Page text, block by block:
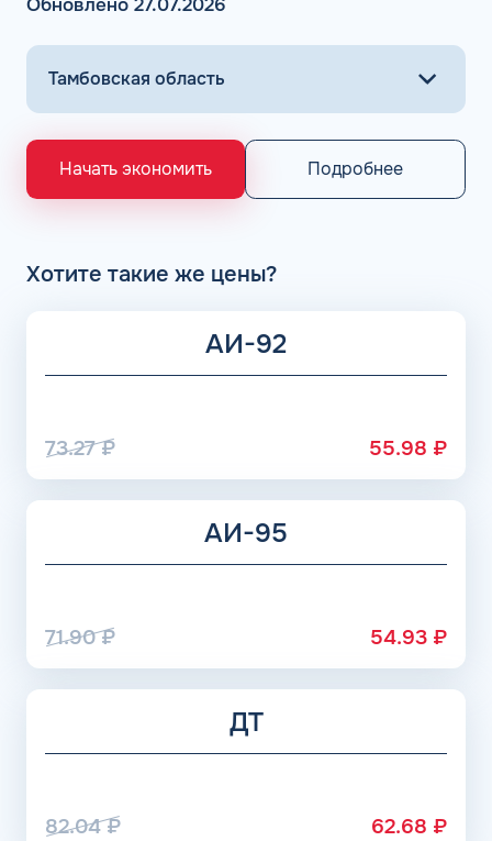
горючего на проверенных АЗС осуществляется всего в
Основными поставщиками для АЗС Flash являются
выпускающие лучшее топливо в стране экологического
класса Евро 5: ООО «Газпром добыча Астрахань» ПАО
«Газпром», Рязанский НПЗ, Саратовский НПЗ, Уфимский
НПЗ группы Роснефть. АЗС Flash и АГЗС компании
Обновлено 27.07.2026
Начать экономить Подробнее
Хотите такие же цены?
АИ-92
73.27₽ 55.98 ₽
АИ-95
71.90₽ 54.93 ₽
ДТ
82.04₽ 62.68 ₽